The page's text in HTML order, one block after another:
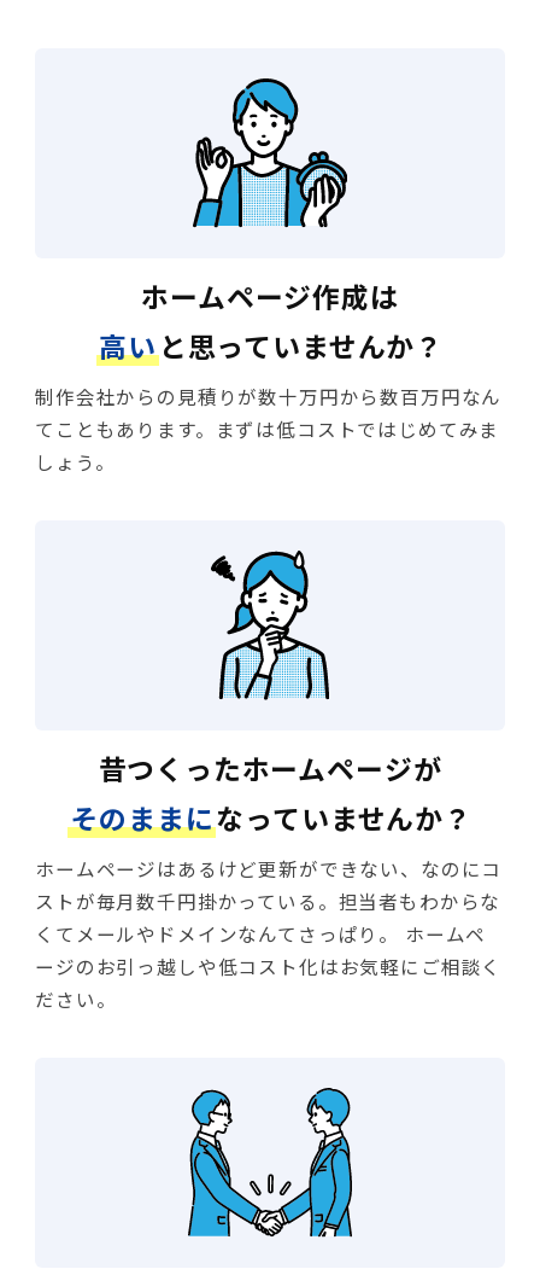
ホームページ作成は
高いと思っていませんか？
制作会社からの見積りが数十万円から数百万円なん
てこともあります。まずは低コストではじめてみま
しょう。
昔つくったホームページが
そのままになっていませんか？
ホームページはあるけど更新ができない、なのにコ
ストが毎月数千円掛かっている。担当者もわからな
くてメールやドメインなんてさっぱり。 ホームペ
ージのお引っ越しや低コスト化はお気軽にご相談く
ださい。